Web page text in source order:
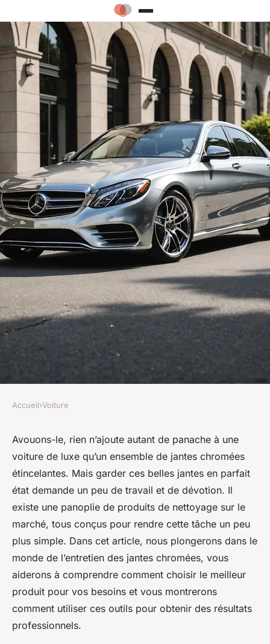
Quels sont les meilleurs
produits pour entretenir les
jantes chromées d'une voiture
de luxe?
Martin•2 octobre 2024 •6 min de lecture
Accueil›Voiture
Avouons-le, rien n’ajoute autant de panache à une
voiture de luxe qu’un ensemble de jantes chromées
étincelantes. Mais garder ces belles jantes en parfait
état demande un peu de travail et de dévotion. Il
existe une panoplie de produits de nettoyage sur le
marché, tous conçus pour rendre cette tâche un peu
plus simple. Dans cet article, nous plongerons dans le
monde de l’entretien des jantes chromées, vous
aiderons à comprendre comment choisir le meilleur
produit pour vos besoins et vous montrerons
comment utiliser ces outils pour obtenir des résultats
professionnels.